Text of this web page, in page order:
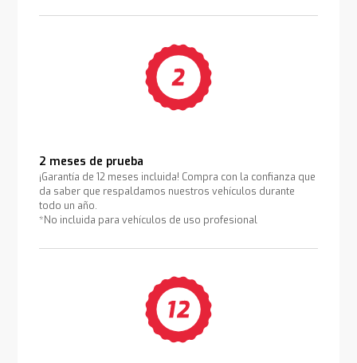
2 meses de prueba
¡Garantía de 12 meses incluida! Compra con la confianza que
da saber que respaldamos nuestros vehículos durante
todo un año.
*No incluida para vehículos de uso profesional